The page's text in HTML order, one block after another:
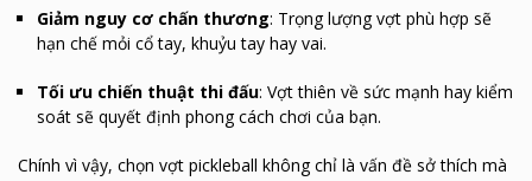
Giảm nguy cơ chấn thương: Trọng lượng vợt phù hợp sẽ
hạn chế mỏi cổ tay, khuỷu tay hay vai.
Tối ưu chiến thuật thi đấu: Vợt thiên về sức mạnh hay kiểm
soát sẽ quyết định phong cách chơi của bạn.
Chính vì vậy, chọn vợt pickleball không chỉ là vấn đề sở thích mà